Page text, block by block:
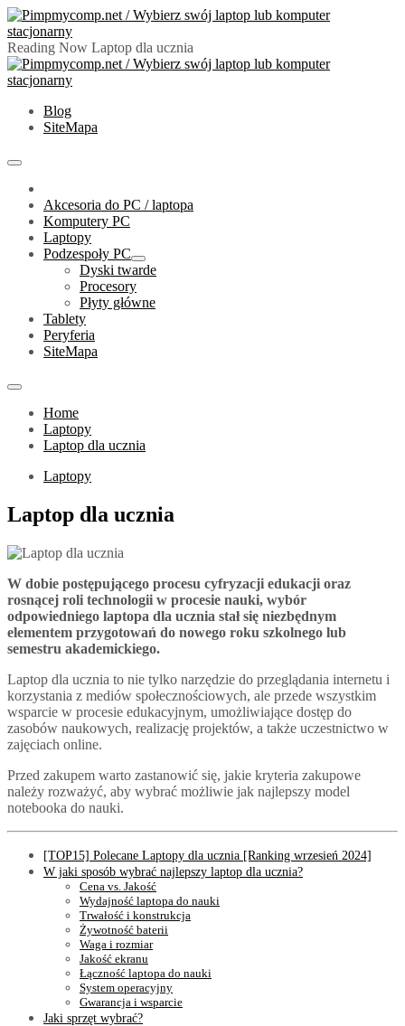
Skip
to
content
Reading Now Laptop dla ucznia
Złóż/Wybierz swój laptop lub komputer stacjonarny
Blog
SiteMapa
Primary
Akcesoria do PC / laptopa
Komputery PC
Laptopy
Podzespoły PC
Show
sub
Dyski twarde
Procesory
Płyty główne
Tablety
Peryferia
SiteMapa
Home
Laptopy
Laptop dla ucznia
Laptopy
Laptop dla ucznia
W dobie postępującego procesu cyfryzacji edukacji oraz
rosnącej roli technologii w procesie nauki, wybór
odpowiedniego laptopa dla ucznia stał się niezbędnym
elementem przygotowań do nowego roku szkolnego lub
semestru akademickiego.
Laptop dla ucznia to nie tylko narzędzie do przeglądania internetu i
korzystania z mediów społecznościowych, ale przede wszystkim
wsparcie w procesie edukacyjnym, umożliwiające dostęp do
zasobów naukowych, realizację projektów, a także uczestnictwo w
zajęciach online.
Przed zakupem warto zastanowić się, jakie kryteria zakupowe
należy rozważyć, aby wybrać możliwie jak najlepszy model
notebooka do nauki.
[TOP15] Polecane Laptopy dla ucznia [Ranking wrzesień 2024]
W jaki sposób wybrać najlepszy laptop dla ucznia?
Cena vs. Jakość
Wydajność laptopa do nauki
Trwałość i konstrukcja
Żywotność baterii
Waga i rozmiar
Jakość ekranu
Łączność laptopa do nauki
System operacyjny
Gwarancja i wsparcie
Jaki sprzęt wybrać?